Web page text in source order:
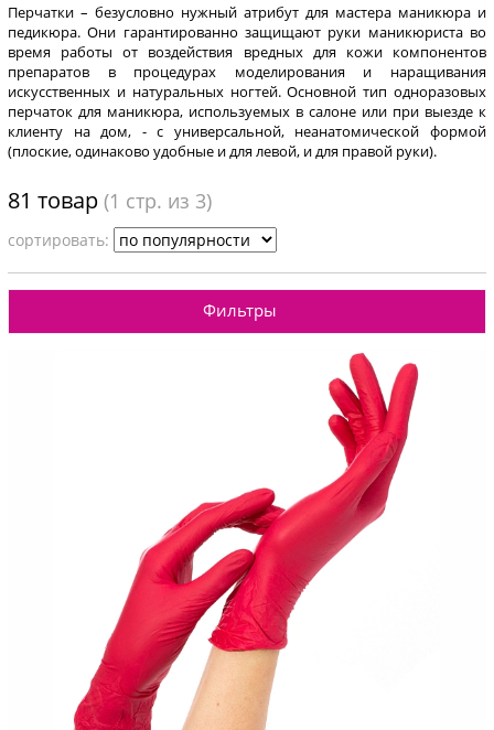
Перчатки – безусловно нужный атрибут для мастера маникюра и
педикюра. Они гарантированно защищают руки маникюриста во
время работы от воздействия вредных для кожи компонентов
препаратов в процедурах моделирования и наращивания
искусственных и натуральных ногтей. Основной тип одноразовых
перчаток для маникюра, используемых в салоне или при выезде к
клиенту на дом, - с универсальной, неанатомической формой
(плоские, одинаково удобные и для левой, и для правой руки).
81 товар (1 стр. из 3)
cортировать:
Фильтры